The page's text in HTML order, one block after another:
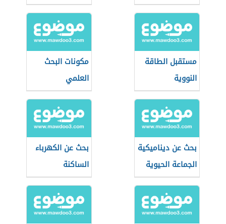
مستقبل الطاقة
النووية
مكونات البحث
العلمي
بحث عن ديناميكية
الجماعة الحيوية
بحث عن الكهرباء
الساكنة